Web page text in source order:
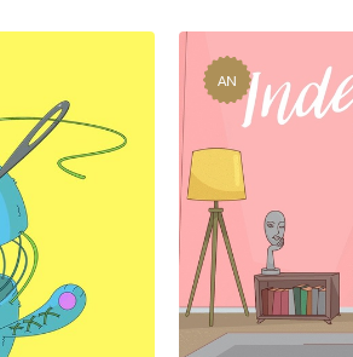
AN